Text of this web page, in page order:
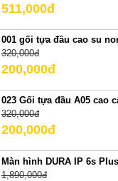
511,000đ
001 gối tựa đầu cao su
320,000đ
200,000đ
023 Gối tựa đầu A05 cao
320,000đ
200,000đ
Màn hình DURA IP 6s Plus
1,890,000đ